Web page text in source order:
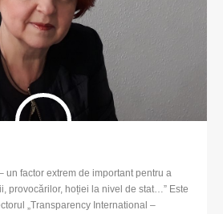
un factor extrem de important pentru a
provocărilor, hoției la nivel de stat…” Este
„Transparency International –